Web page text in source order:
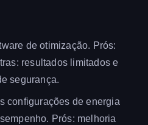
de otimização. Prós:
resultados limitados e
segurança.
configurações de energia
Prós: melhoria